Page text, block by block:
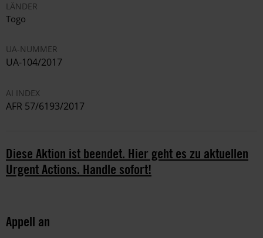
LÄNDER
Togo
UA-NUMMER
UA-104/2017
AI INDEX
AFR 57/6193/2017
Diese Aktion ist beendet. Hier geht es zu aktuellen
Urgent Actions. Handle sofort!
Appell an